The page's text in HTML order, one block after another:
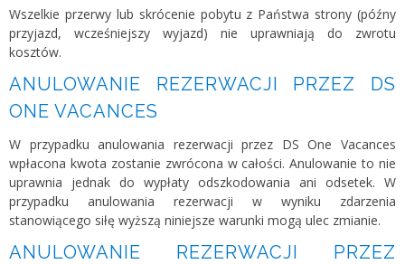
Wszelkie przerwy lub skrócenie pobytu z Państwa strony (późny
przyjazd, wcześniejszy wyjazd) nie uprawniają do zwrotu
kosztów.
ANULOWANIE REZERWACJI PRZEZ DS
ONE VACANCES
W przypadku anulowania rezerwacji przez DS One Vacances
wpłacona kwota zostanie zwrócona w całości. Anulowanie to nie
uprawnia jednak do wypłaty odszkodowania ani odsetek. W
przypadku anulowania rezerwacji w wyniku zdarzenia
stanowiącego siłę wyższą niniejsze warunki mogą ulec zmianie.
ANULOWANIE REZERWACJI PRZEZ